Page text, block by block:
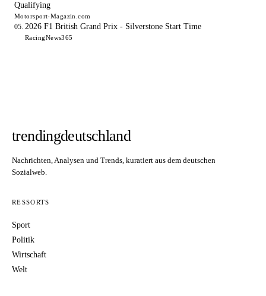
Qualifying
Motorsport-Magazin.com
2026 F1 British Grand Prix - Silverstone Start Time
RacingNews365
trendingdeutschland
Nachrichten, Analysen und Trends, kuratiert aus dem deutschen
Sozialweb.
RESSORTS
Sport
Politik
Wirtschaft
Welt